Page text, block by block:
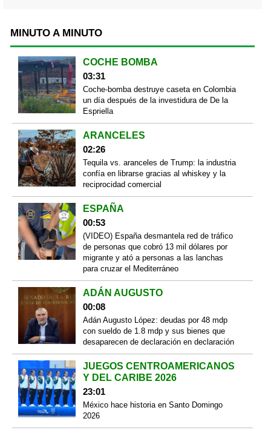
MINUTO A MINUTO
COCHE BOMBA
03:31
Coche-bomba destruye caseta en Colombia
un día después de la investidura de De la
Espriella
ARANCELES
02:26
Tequila vs. aranceles de Trump: la industria
confía en librarse gracias al whiskey y la
reciprocidad comercial
ESPAÑA
00:53
(VIDEO) España desmantela red de tráfico
de personas que cobró 13 mil dólares por
migrante y ató a personas a las lanchas
para cruzar el Mediterráneo
ADÁN AUGUSTO
00:08
Adán Augusto López: deudas por 48 mdp
con sueldo de 1.8 mdp y sus bienes que
desaparecen de declaración en declaración
JUEGOS CENTROAMERICANOS
Y DEL CARIBE 2026
23:01
México hace historia en Santo Domingo
2026